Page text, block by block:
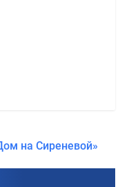
на Сиреневой»